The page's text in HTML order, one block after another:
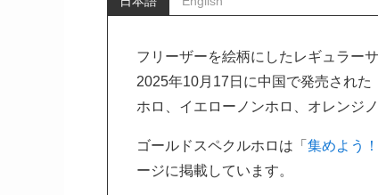
フリーザーを絵柄にしたレギュラー
2025年10月17日に中国で発売され
ホロ、イエローノンホロ、オレンジ
ゴールドスペクルホロは「 集めよう
ージに掲載しています。